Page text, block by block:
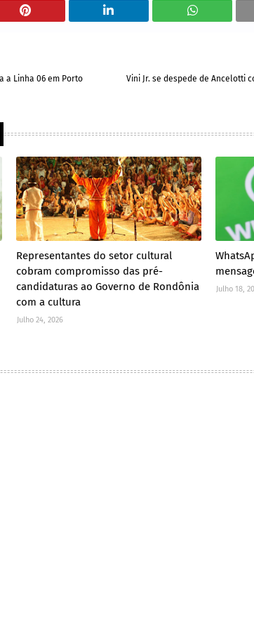
Vini Jr. se despede de Ancelotti
a Linha 06 em Porto
Representantes do setor cultural
cobram compromisso das pré-
candidaturas ao Governo de Rondônia
com a cultura
Julho 24, 2026
Julho 18,